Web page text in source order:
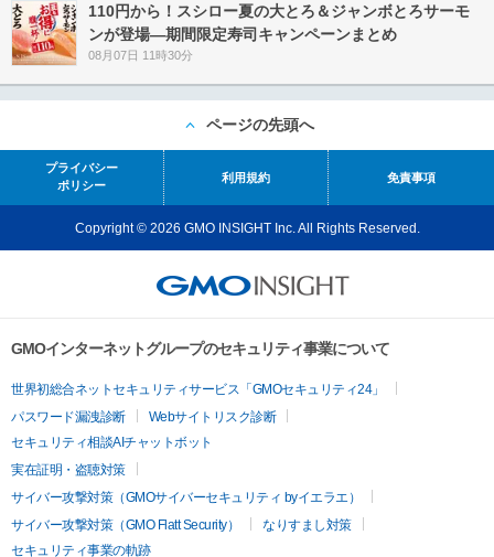
110円から！スシロー夏の大とろ＆ジャンボとろサーモ
ンが登場―期間限定寿司キャンペーンまとめ
08月07日 11時30分
ページの先頭へ
プライバシー
ポリシー
利用規約 免責事項
Copyright © 2026 GMO INSIGHT Inc. All Rights Reserved.
GMOインターネットグループのセキュリティ事業について
世界初総合ネットセキュリティサービス「GMOセキュリティ24」
パスワード漏洩診断
Webサイトリスク診断
セキュリティ相談AIチャットボット
実在証明・盗聴対策
サイバー攻撃対策（GMOサイバーセキュリティ byイエラエ）
サイバー攻撃対策（GMO Flatt Security）
なりすまし対策
セキュリティ事業の軌跡